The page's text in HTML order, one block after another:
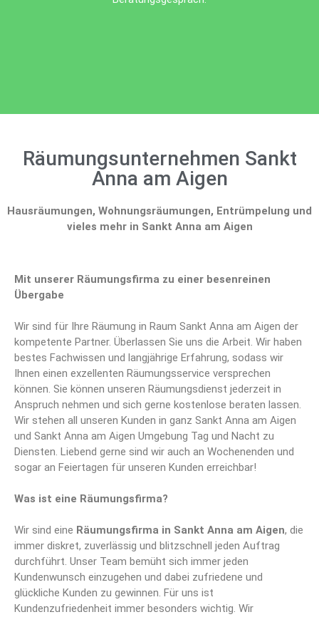
Räumungsunternehmen Sankt
Anna am Aigen
Hausräumungen, Wohnungsräumungen, Entrümpelung und
vieles mehr in Sankt Anna am Aigen
Mit unserer Räumungsfirma zu einer besenreinen
Übergabe
Wir sind für Ihre Räumung in Raum Sankt Anna am Aigen der
kompetente Partner. Überlassen Sie uns die Arbeit. Wir haben
bestes Fachwissen und langjährige Erfahrung, sodass wir
Ihnen einen exzellenten Räumungsservice versprechen
können. Sie können unseren Räumungsdienst jederzeit in
Anspruch nehmen und sich gerne kostenlose beraten lassen.
Wir stehen all unseren Kunden in ganz Sankt Anna am Aigen
und Sankt Anna am Aigen Umgebung Tag und Nacht zu
Diensten. Liebend gerne sind wir auch an Wochenenden und
sogar an Feiertagen für unseren Kunden erreichbar!
Was ist eine Räumungsfirma?
Wir sind eine Räumungsfirma in Sankt Anna am Aigen, die
immer diskret, zuverlässig und blitzschnell jeden Auftrag
durchführt. Unser Team bemüht sich immer jeden
Kundenwunsch einzugehen und dabei zufriedene und
glückliche Kunden zu gewinnen. Für uns ist
Kundenzufriedenheit immer besonders wichtig. Wir